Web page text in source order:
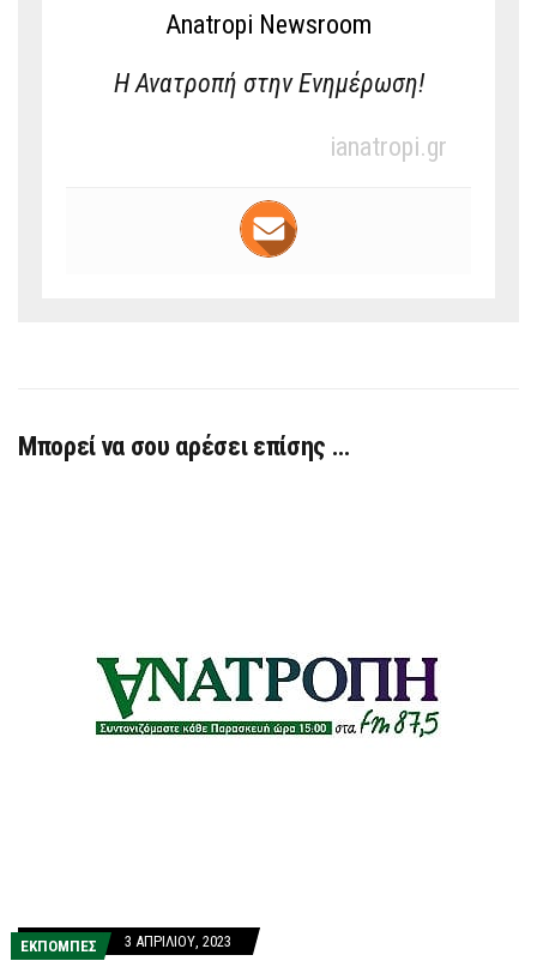
Anatropi Newsroom
Η Ανατροπή στην Ενημέρωση!
ianatropi.gr
Μπορεί να σου αρέσει επίσης …
ΕΚΠΟΜΠΕΣ 3 ΑΠΡΙΛΊΟΥ, 2023